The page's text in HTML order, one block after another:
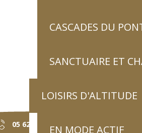
CASCADES DU
SANCTUAIRE ET
LOISIRS D'ALTITUDE
EN MODE ACTIF
05 62 92 92▒▒